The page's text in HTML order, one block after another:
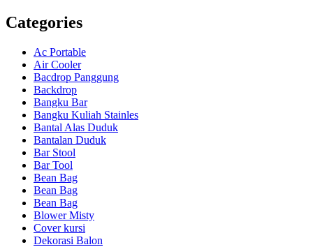
Categories
Ac Portable
Air Cooler
Bacdrop Panggung
Backdrop
Bangku Bar
Bangku Kuliah Stainles
Bantal Alas Duduk
Bantalan Duduk
Bar Stool
Bar Tool
Bean Bag
Bean Bag
Bean Bag
Blower Misty
Cover kursi
Dekorasi Balon